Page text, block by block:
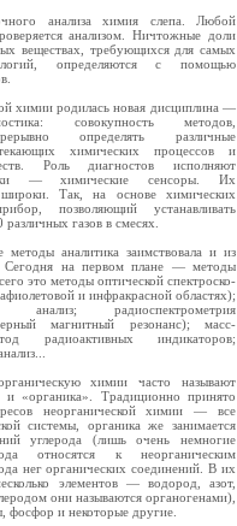
анализа химия слепа. Любой
анализом. Ничтож­ные доли
ве­ществах, требующихся для самых
определя­ются с помощью
химии родилась новая дисциплина —
совокупность методов,
определять различные
химических про­цессов и
Роль диагностов исполняют
— химические сенсоры. Их
Так, на основе химических
позволяющий устанавливать
га­зов в смесях.
методы ана­литика заимствовала и из
на первом плане — методы
это методы оптической спектроско­
и инфракрасной областях);
анализ; радиоспектро­метрия
магнитный резонанс); масс-
радиоактивных индика­торов;
химии часто называют
и «органика». Традиционно принято
неорганической химии — все
системы, органика же занимается
углерода (лишь очень немногие
относятся к неорганическим
нег органических соединений. В их
эле­ментов — водород, азот,
они называются органогенами),
фосфор и некоторые другие.